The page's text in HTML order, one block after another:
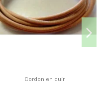
Cordon en cuir